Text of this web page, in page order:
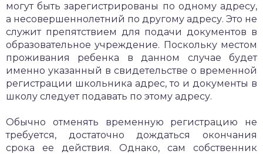
могут быть зарегистрированы по одному адресу,
а несовершеннолетний по другому адресу. Это не
служит препятствием для подачи документов в
образовательное учреждение. Поскольку местом
проживания ребенка в данном случае будет
именно указанный в свидетельстве о временной
регистрации школьника адрес, то и документы в
школу следует подавать по этому адресу.
Обычно отменять временную регистрацию не
требуется, достаточно дождаться окончания
срока ее действия. Однако, сам собственник